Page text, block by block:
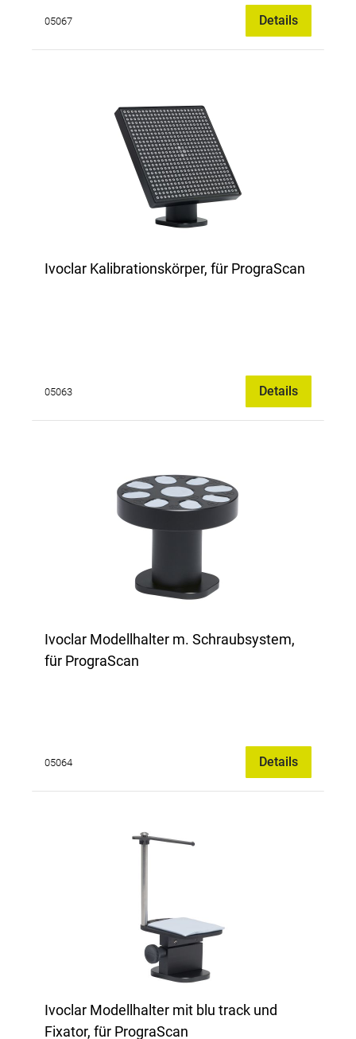
05067 Details
Ivoclar Kalibrationskörper, für PrograScan
05063 Details
Ivoclar Modellhalter m. Schraubsystem,
für PrograScan
05064 Details
Ivoclar Modellhalter mit blu track und
Fixator, für PrograScan